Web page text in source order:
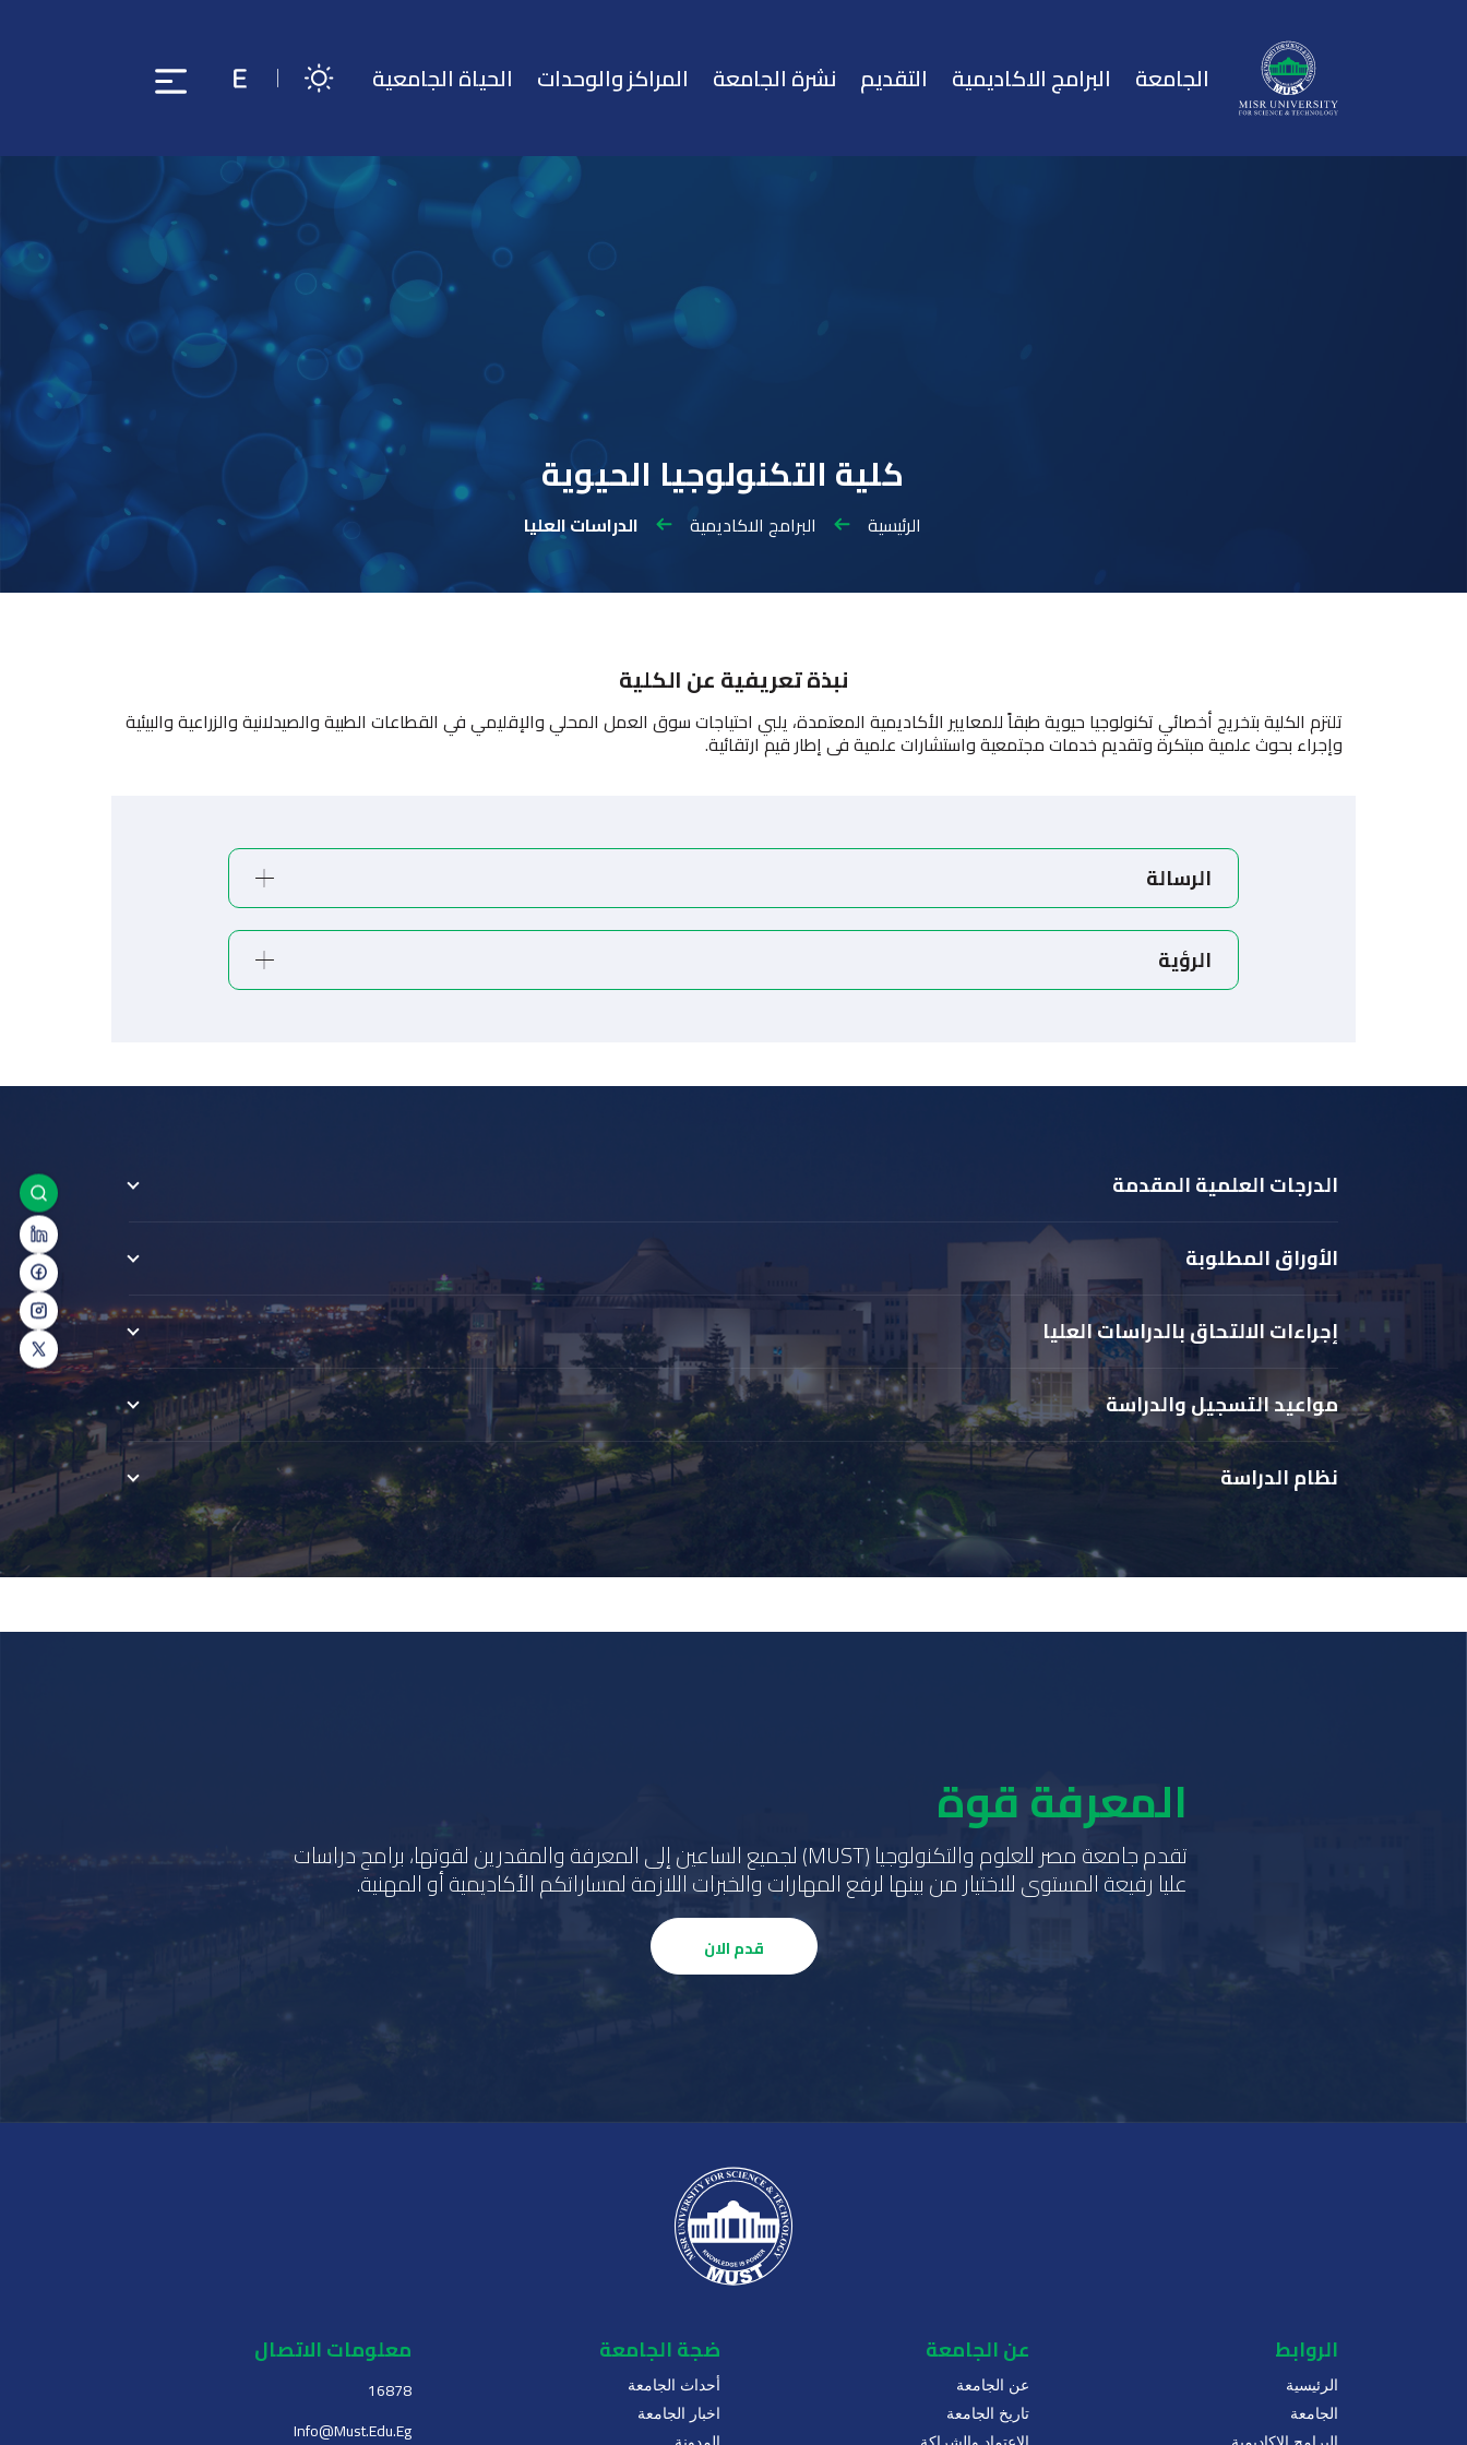
الجامعة البرامج الاكاديمية التقديم نشرة الجامعة المراكز والوحدات الحياة الجامعية
كلية التكنولوجيا الحيوية
الرئيسية البرامج الاكاديمية الدراسات العليا
نبذة تعريفية عن الكلية
تلتزم الكلية بتخريج أخصائي تكنولوجيا حيوية طبقاً للمعايير الأكاديمية المعتمدة، يلبي احتياجات سوق العمل المحلي والإقليمي في القطاعات الطبية والصيدلانية والزراعية والبيئية
وإجراء بحوث علمية مبتكرة وتقديم خدمات مجتمعية واستشارات علمية فى إطار قيم ارتقائية.
الرسالة
الرؤية
الدرجات العلمية المقدمة
الأوراق المطلوبة
إجراءات الالتحاق بالدراسات العليا
مواعيد التسجيل والدراسة
نظام الدراسة
المعرفة قوة
تقدم جامعة مصر للعلوم والتكنولوجيا (MUST) لجميع الساعين إلى المعرفة والمقدرين لقوتها، برامج دراسات
عليا رفيعة المستوى للاختيار من بينها لرفع المهارات والخبرات اللازمة لمساراتكم الأكاديمية أو المهنية.
قدم الان
الروابط
الرئيسية
الجامعة
عن الجامعة
عن الجامعة
تاريخ الجامعة
ضجة الجامعة
أحداث الجامعة
اخبار الجامعة
معلومات الاتصال
16878
Info@must.edu.eg